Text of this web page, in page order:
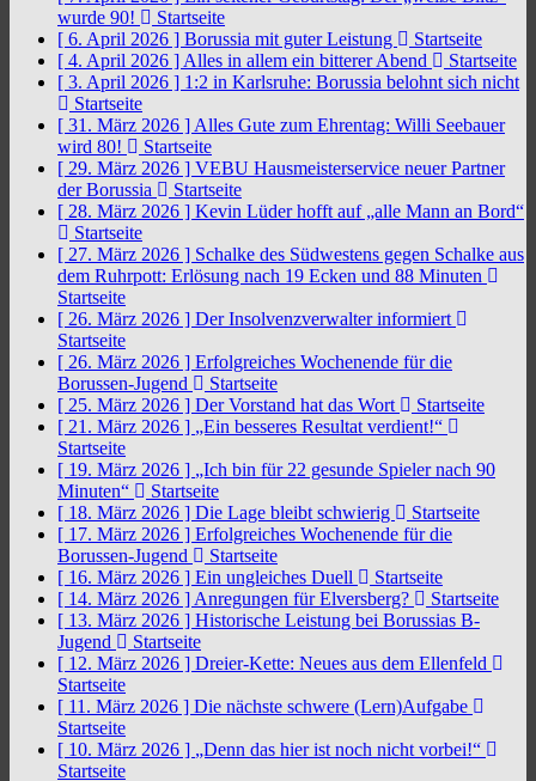
wurde 90!
Startseite
[ 6. April 2026 ] Borussia mit guter Leistung
Startseite
[ 4. April 2026 ] Alles in allem ein bitterer Abend
Startseite
[ 3. April 2026 ] 1:2 in Karlsruhe: Borussia belohnt sich nicht
Startseite
[ 31. März 2026 ] Alles Gute zum Ehrentag: Willi Seebauer
wird 80!
Startseite
[ 29. März 2026 ] VEBU Hausmeisterservice neuer Partner
der Borussia
Startseite
[ 28. März 2026 ] Kevin Lüder hofft auf „alle Mann an Bord“
Startseite
[ 27. März 2026 ] Schalke des Südwestens gegen Schalke aus
dem Ruhrpott: Erlösung nach 19 Ecken und 88 Minuten
Startseite
[ 26. März 2026 ] Der Insolvenzverwalter informiert
Startseite
[ 26. März 2026 ] Erfolgreiches Wochenende für die
Borussen-Jugend
Startseite
[ 25. März 2026 ] Der Vorstand hat das Wort
Startseite
[ 21. März 2026 ] „Ein besseres Resultat verdient!“
Startseite
[ 19. März 2026 ] „Ich bin für 22 gesunde Spieler nach 90
Minuten“
Startseite
[ 18. März 2026 ] Die Lage bleibt schwierig
Startseite
[ 17. März 2026 ] Erfolgreiches Wochenende für die
Borussen-Jugend
Startseite
[ 16. März 2026 ] Ein ungleiches Duell
Startseite
[ 14. März 2026 ] Anregungen für Elversberg?
Startseite
[ 13. März 2026 ] Historische Leistung bei Borussias B-
Jugend
Startseite
[ 12. März 2026 ] Dreier-Kette: Neues aus dem Ellenfeld
Startseite
[ 11. März 2026 ] Die nächste schwere (Lern)Aufgabe
Startseite
[ 10. März 2026 ] „Denn das hier ist noch nicht vorbei!“
Startseite